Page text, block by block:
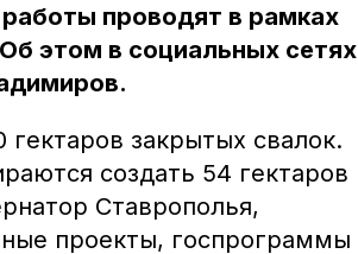
проводят в рамках
этом в социальных сетях
закрытых свалок.
создать 54 гектаров
Ставрополья,
проекты, госпрограммы